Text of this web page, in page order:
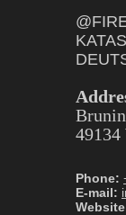
49134
Phone:
E-mail: